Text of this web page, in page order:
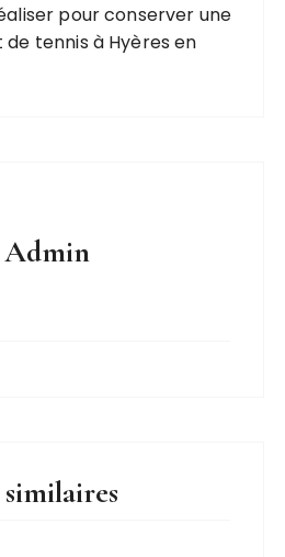
pour conserver une
tennis à Hyères en
Admin